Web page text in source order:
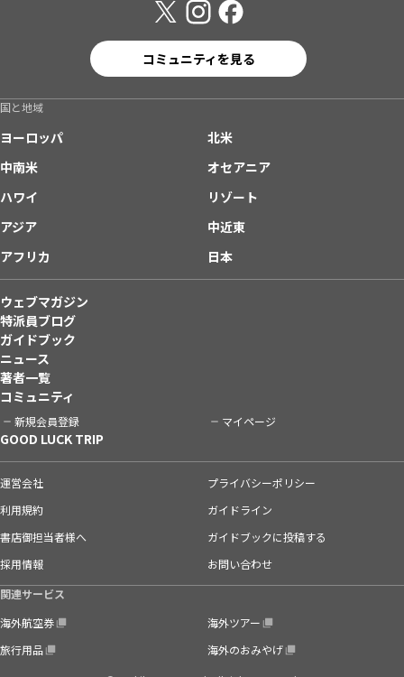
コミュニティを見る
国と地域
ヨーロッパ
北米
中南米
オセアニア
ハワイ
リゾート
アジア
中近東
アフリカ
日本
ウェブマガジン
特派員ブログ
ガイドブック
ニュース
著者一覧
コミュニティ
新規会員登録 マイページ
GOOD LUCK TRIP
運営会社
プライバシーポリシー
利用規約
ガイドライン
書店御担当者様へ
ガイドブックに投稿する
採用情報
お問い合わせ
関連サービス
海外航空券
海外ツアー
旅行用品
海外のおみやげ